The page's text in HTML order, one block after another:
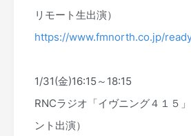
リモート生出演）
https://www.fmnorth.co.jp/
1/31(金)16:15～18:15
RNCラジオ「イヴニング４１５
ント出演）